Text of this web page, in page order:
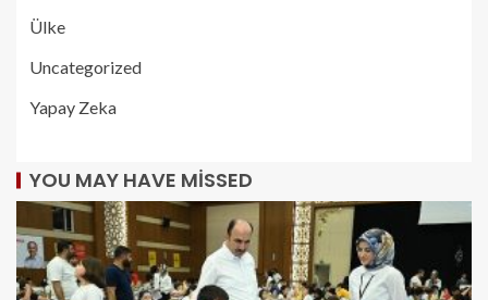
Ülke
Uncategorized
Yapay Zeka
YOU MAY HAVE MISSED